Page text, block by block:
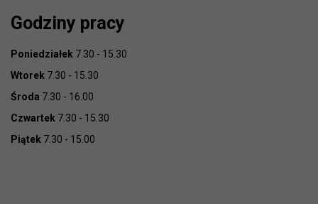
Godziny pracy
Poniedziałek 7.30 - 15.30
Wtorek 7.30 - 15.30
Środa 7.30 - 16.00
Czwartek 7.30 - 15.30
Piątek 7.30 - 15.00